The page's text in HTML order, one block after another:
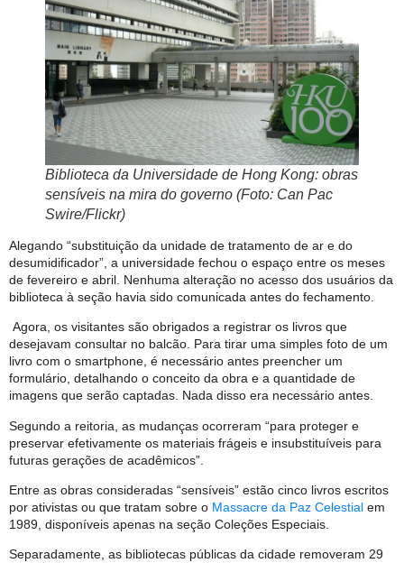
Biblioteca da Universidade de Hong Kong: obras
sensíveis na mira do governo (Foto: Can Pac
Swire/Flickr)
Alegando “substituição da unidade de tratamento de ar e do
desumidificador”, a universidade fechou o espaço entre os meses
de fevereiro e abril. Nenhuma alteração no acesso dos usuários da
biblioteca à seção havia sido comunicada antes do fechamento.
Agora, os visitantes são obrigados a registrar os livros que
desejavam consultar no balcão. Para tirar uma simples foto de um
livro com o smartphone, é necessário antes preencher um
formulário, detalhando o conceito da obra e a quantidade de
imagens que serão captadas. Nada disso era necessário antes.
Segundo a reitoria, as mudanças ocorreram “para proteger e
preservar efetivamente os materiais frágeis e insubstituíveis para
futuras gerações de acadêmicos”.
Entre as obras consideradas “sensíveis” estão cinco livros escritos
por ativistas ou que tratam sobre o Massacre da Paz Celestial em
1989, disponíveis apenas na seção Coleções Especiais.
Separadamente, as bibliotecas públicas da cidade removeram 29